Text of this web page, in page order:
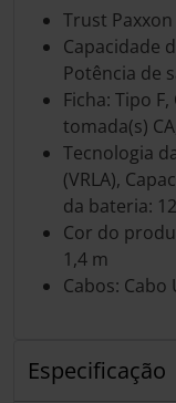
Trust Paxxon
Capacidade
Potência de
Ficha: Tipo
tomada(s)
Tecnologia
(VRLA),
da bateria:
Cor do
1,4 m
Cabos: Cabo
Especificação